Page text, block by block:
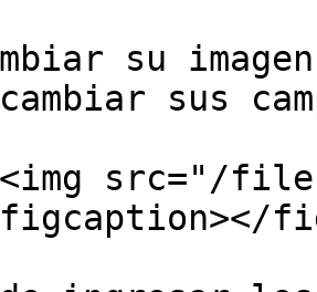
su
sus
src="/files/